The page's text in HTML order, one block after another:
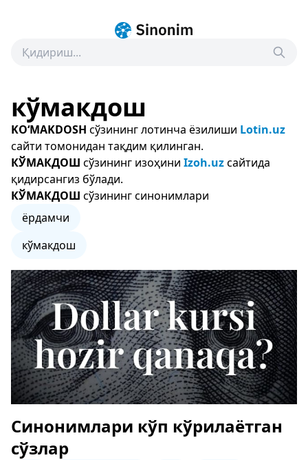
кўмакдош
KO‘MAKDOSH сўзининг лотинча ёзилиши Lotin.uz
сайти томонидан тақдим қилинган.
КЎМАКДОШ сўзининг изоҳини Izoh.uzсайтида
қидирсангиз бўлади.
КЎМАКДОШ сўзининг синонимлари
ёрдамчи
кўмакдош
Синонимлари кўп кўрилаётган
сўзлар